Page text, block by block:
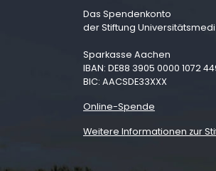
Das Spendenkonto
der Stiftung
Sparkasse Aachen
IBAN: DE88 3905 0000 1072
BIC: AACSDE33XXX
Online-Spende
Weitere Informationen zur